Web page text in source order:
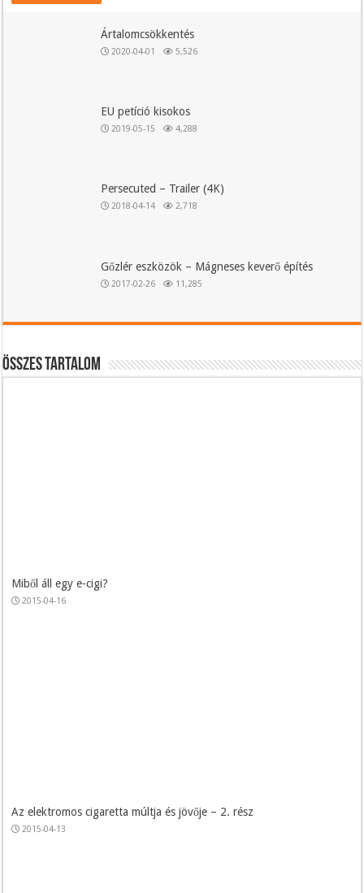
Ártalomcsökkentés
2020-04-01 5,526
EU petíció kisokos
2019-05-15 4,288
Persecuted – Trailer (4K)
2018-04-14 2,718
Gőzlér eszközök – Mágneses keverő építés
2017-02-26 11,285
Összes tartalom
Miből áll egy e-cigi?
2015-04-16
Az elektromos cigaretta múltja és jövője – 2. rész
2015-04-13